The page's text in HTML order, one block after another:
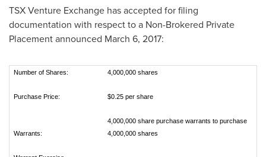
TSX Venture Exchange has accepted for filing
documentation with respect to a Non-Brokered Private
Placement announced March 6, 2017:
Number of Shares: 4,000,000 shares
Purchase Price: $0.25 per share
Warrants:
4,000,000 share purchase warrants to purchase
4,000,000 shares